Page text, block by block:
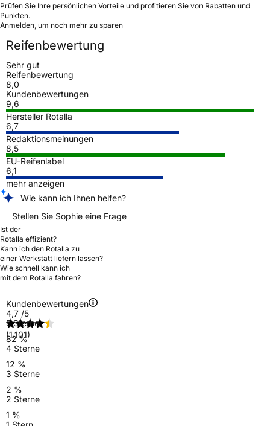
Prüfen Sie Ihre persönlichen Vorteile und profitieren Sie von Rabatten und
Punkten.
Anmelden, um noch mehr zu sparen
Reifenbewertung
Sehr gut
Reifenbewertung
8,0
Kundenbewertungen
9,6
Hersteller Rotalla
6,7
Redaktionsmeinungen
8,5
EU-Reifenlabel
6,1
mehr anzeigen
Wie kann ich Ihnen helfen?
Stellen Sie Sophie eine Frage
Ist der
Rotalla effizient?
Kann ich den Rotalla zu
einer Werkstatt liefern lassen?
Wie schnell kann ich
mit dem Rotalla fahren?
Kundenbewertungen
4,7 /5
(1.101)
5 Sterne
82 %
4 Sterne
12 %
3 Sterne
2 %
2 Sterne
1 %